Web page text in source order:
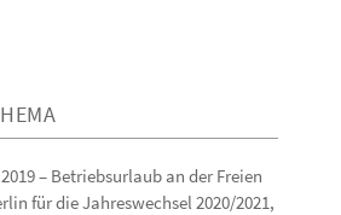
– Betriebsurlaub an der Freien
für die Jahreswechsel 2020/2021,